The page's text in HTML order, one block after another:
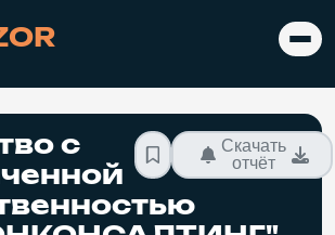
с
Скачать
отчёт